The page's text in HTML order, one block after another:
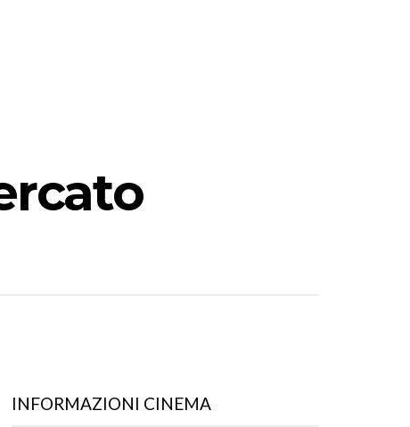
INFORMAZIONI CINEMA